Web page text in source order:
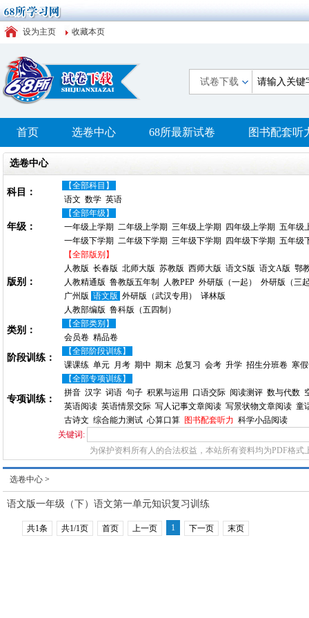
设为主页 收藏本页
试卷下载
首页 选卷中心 68所最新试卷 图书配套听
选卷中心
科目：
【全部科目】
语文 数学 英语
年级：
【全部年级】
一年级上学期 二年级上学期 三年级上学期 四年级上学期 五年级
一年级下学期 二年级下学期 三年级下学期 四年级下学期 五年级
版别：
【全部版别】
人教版 长春版 北师大版 苏教版 西师大版 语文S版 语文A版 鄂
人教精通版 鲁教版五年制 人教PEP 外研版（一起）
外研版（三
广州版 语文版 外研版（武汉专用）
译林版
人教部编版 鲁科版（五四制）
类别：
【全部类别】
会员卷 精品卷
阶段训练：
【全部阶段训练】
课课练 单元 月考 期中 期末 总复习 会考 升学 招生分班卷 寒
专项训练：
【全部专项训练】
拼音 汉字 词语 句子 积累与运用 口语交际 阅读测评 数与代数
英语阅读 英语情景交际 写人记事文章阅读 写景状物文章阅读 童
古诗文 综合能力测试 心算口算 图书配套听力 科学小品阅读
关键词:
为保护资料所有人的合法权益，本站所有资料均为PDF格式
选卷中心 >
语文版一年级（下）语文第一单元知识复习训练
共1条 共1/1页 首页 上一页 1 下一页 末页